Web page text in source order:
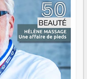
— c'est une question
aussi vos échecs.
mieux que
la barque avance.
rame dans le